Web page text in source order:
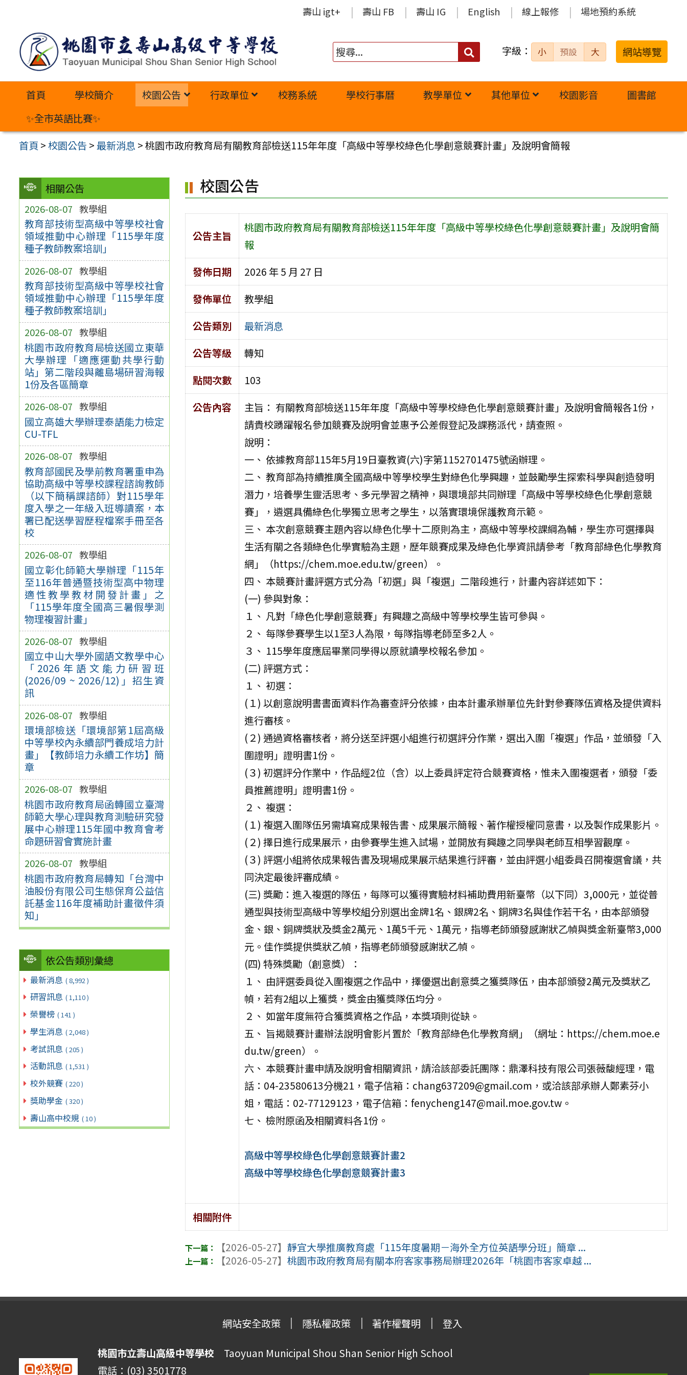
內
壽山 igt+ 壽山 FB 壽山 IG English 線上報修 場地預約系統
搜
字級： 小 預設 大 網站導覽
首頁 學校簡介 校園公告 行政單位 校務系統 學校行事曆 教學單位 其他單位 校園影音
圖書館
✨全市英語比賽✨
首頁 >校園公告 >最新消息 >桃園市政府教育局有關教育部檢送115年年度「高級中等學校綠色化學創意競賽計畫」及說明會簡報
相關公告
2026-08-07 教學組
教育部技術型高級中等學校社會
領域推動中心辦理「115學年度
種子教師教案培訓」
2026-08-07 教學組
教育部技術型高級中等學校社會
領域推動中心辦理「115學年度
種子教師教案培訓」
2026-08-07 教學組
桃園市政府教育局檢送國立東華
大學辦理「適應運動共學行動
站」第二階段與離島場研習海報
1份及各區簡章
2026-08-07 教學組
國立高雄大學辦理泰語能力檢定
CU-TFL
2026-08-07 教學組
教育部國民及學前教育署重申為
協助高級中等學校課程諮詢教師
（以下簡稱課諮師）對115學年
度入學之一年級入班導讀案，本
署已配送學習歷程檔案手冊至各
校
2026-08-07 教學組
國立彰化師範大學辦理「115年
至116年普通暨技術型高中物理
適性教學教材開發計畫」之
「115學年度全國高三暑假學測
物理複習計畫」
2026-08-07 教學組
國立中山大學外國語文教學中心
「2026年語文能力研習班
(2026/09 ~ 2026/12)」招生資
訊
2026-08-07 教學組
環境部檢送「環境部第1屆高級
中等學校內永續部門養成培力計
畫」【教師培力永續工作坊】簡
章
2026-08-07 教學組
桃園市政府教育局函轉國立臺灣
師範大學心理與教育測驗研究發
展中心辦理115年國中教育會考
命題研習會實施計畫
2026-08-07 教學組
桃園市政府教育局轉知「台灣中
油股份有限公司生態保育公益信
託基金116年度補助計畫徵件須
知」
依公告類別彙總
最新消息 ( 8,992 )
研習訊息 ( 1,110 )
榮譽榜 ( 141 )
學生消息 ( 2,048 )
考試訊息 ( 205 )
活動訊息 ( 1,531 )
校外競賽 ( 220 )
獎助學金 ( 320 )
壽山高中校規 ( 10 )
校園公告
公告主旨
桃園市政府教育局有關教育部檢送115年年度「高級中等學校綠色化學創意競賽計畫」及說明會簡
報
發佈日期
2026 年 5 月 27 日
發佈單位
教學組
公告類別
最新消息
公告等級
轉知
點閱次數
103
公告內容
主旨： 有關教育部檢送115年年度「高級中等學校綠色化學創意競賽計畫」及說明會簡報各1份，
請貴校踴躍報名參加競賽及說明會並惠予公差假登記及課務派代，請查照。
說明：
一、 依據教育部115年5月19日臺教資(六)字第1152701475號函辦理。
二、 教育部為持續推廣全國高級中等學校學生對綠色化學興趣，並鼓勵學生探索科學與創造發明
潛力，培養學生靈活思考、多元學習之精神，與環境部共同辦理「高級中等學校綠色化學創意競
賽」，遴選具備綠色化學獨立思考之學生，以落實環境保護教育示範。
三、 本次創意競賽主題內容以綠色化學十二原則為主，高級中等學校課綱為輔，學生亦可選擇與
生活有關之各類綠色化學實驗為主題，歷年競賽成果及綠色化學資訊請參考「教育部綠色化學教育
網」（https://chem.moe.edu.tw/green）。
四、 本競賽計畫評選方式分為「初選」與「複選」二階段進行，計畫內容詳述如下：
(一) 參與對象：
１、 凡對「綠色化學創意競賽」有興趣之高級中等學校學生皆可參與。
２、 每隊參賽學生以1至3人為限，每隊指導老師至多2人。
３、 115學年度應屆畢業同學得以原就讀學校報名參加。
(二) 評選方式：
１、 初選：
(１) 以創意說明書書面資料作為審查評分依據，由本計畫承辦單位先針對參賽隊伍資格及提供資料
進行審核。
(２) 通過資格審核者，將分送至評選小組進行初選評分作業，選出入圍「複選」作品，並頒發「入
圍證明」證明書1份。
(３) 初選評分作業中，作品經2位（含）以上委員評定符合競賽資格，惟未入圍複選者，頒發「委
員推薦證明」證明書1份。
２、 複選：
(１) 複選入圍隊伍另需填寫成果報告書、成果展示簡報、著作權授權同意書，以及製作成果影片。
(２) 擇日進行成果展示，由參賽學生進入試場，並開放有興趣之同學與老師互相學習觀摩。
(３) 評選小組將依成果報告書及現場成果展示結果進行評審，並由評選小組委員召開複選會議，共
同決定最後評審成績。
(三) 獎勵：進入複選的隊伍，每隊可以獲得實驗材料補助費用新臺幣（以下同）3,000元，並從普
通型與技術型高級中等學校組分別選出金牌1名、銀牌2名、銅牌3名與佳作若干名，由本部頒發
金、銀、銅牌獎狀及獎金2萬元、1萬5千元、1萬元，指導老師頒發感謝狀乙幀與獎金新臺幣3,000
元。佳作獎提供獎狀乙幀，指導老師頒發感謝狀乙幀。
(四) 特殊獎勵（創意獎）：
１、 由評選委員從入圍複選之作品中，擇優選出創意獎之獲獎隊伍，由本部頒發2萬元及獎狀乙
幀，若有2組以上獲獎，獎金由獲獎隊伍均分。
２、 如當年度無符合獲獎資格之作品，本獎項則從缺。
五、 旨揭競賽計畫辦法說明會影片置於「教育部綠色化學教育網」（網址：https://chem.moe.e
du.tw/green）。
六、 本競賽計畫申請及說明會相關資訊，請洽該部委託團隊：鼎澤科技有限公司張薇馥經理，電
話：04-23580613分機21，電子信箱：chang637209@gmail.com，或洽該部承辦人鄭素芬小
姐，電話：02-77129123，電子信箱：fenycheng147@mail.moe.gov.tw。
七、 檢附原函及相關資料各1份。
高級中等學校綠色化學創意競賽計畫2
高級中等學校綠色化學創意競賽計畫3
相關附件
【2026-05-27】靜宜大學推廣教育處「115年度暑期－海外全方位英語學分班」簡章 ...
【2026-05-27】桃園市政府教育局有關本府客家事務局辦理2026年「桃園市客家卓越 ...
網站安全政策 隱私權政策 著作權聲明 登入
桃園市立壽山高級中等學校 Taoyuan Municipal Shou Shan Senior High School
電話：(03) 3501778